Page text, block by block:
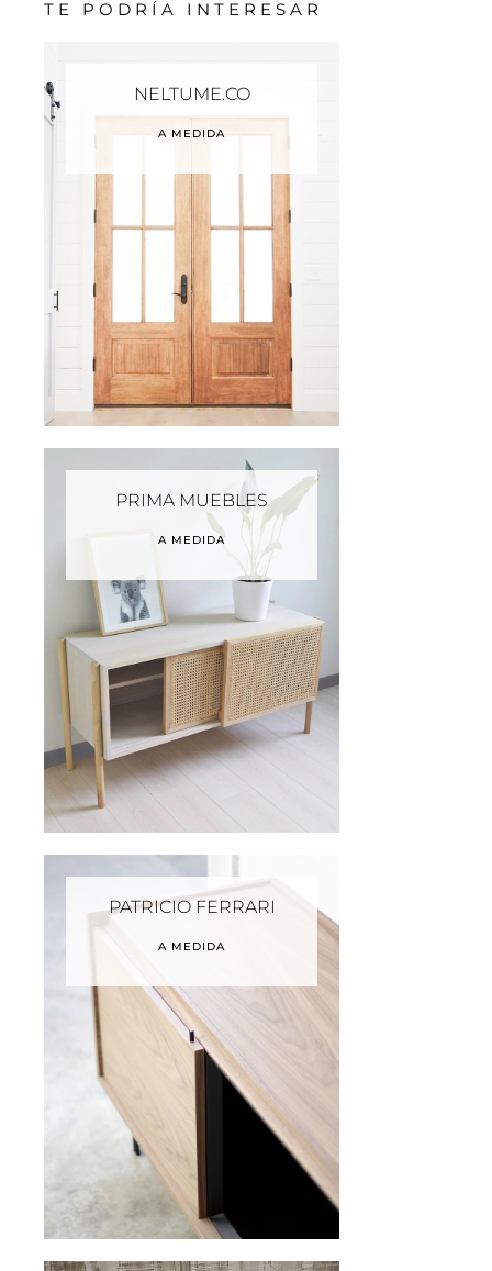
TE PODRÍA INTERESAR
NELTUME.CO
A MEDIDA
PRIMA MUEBLES
A MEDIDA
PATRICIO FERRARI
A MEDIDA